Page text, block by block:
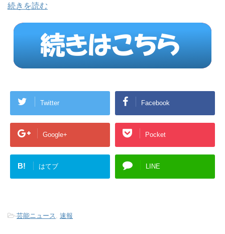
続きを読む
Twitter Facebook
Google+ Pocket
B! はてブ LINE
-芸能ニュース 速報